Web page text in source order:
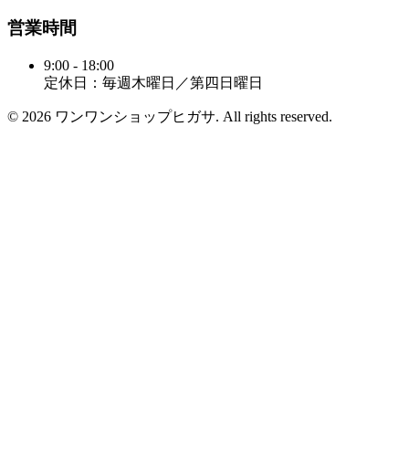
営業時間
9:00 - 18:00
定休日：毎週木曜日／第四日曜日
© 2026 ワンワンショップヒガサ. All rights reserved.